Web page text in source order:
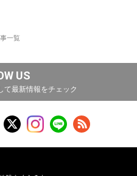
一覧
US
て最新情報をチェック